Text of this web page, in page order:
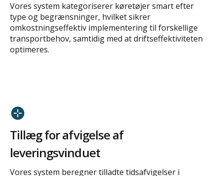
Vores system kategoriserer køretøjer smart efter
type og begrænsninger, hvilket sikrer
omkostningseffektiv implementering til forskellige
transportbehov, samtidig med at driftseffektiviteten
optimeres.
Tillæg for afvigelse af
leveringsvinduet
Vores system beregner tilladte tidsafvigelser i